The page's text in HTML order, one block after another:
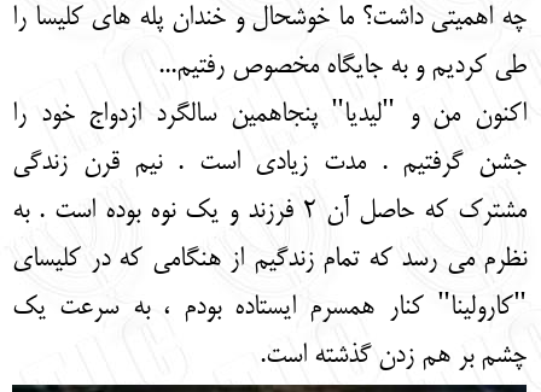
چه اهمیتی داشت؟ ما خوشحال و خندان پله های کلیسا را
طی کردیم و به جایگاه مخصوص رفتیم...
اکنون من و "لیدیا" پنجاهمین سالگرد ازدواج خود را
جشن گرفتیم . مدت زیادی است . نیم قرن زندگی
مشترک که حاصل آن 2 فرزند و یک نوه بوده است . به
نظرم می رسد که تمام زندگیم از هنگامی که در کلیسای
"کارولینا" کنار همسرم ایستاده بودم ، به سرعت یک
چشم بر هم زدن گذشته است.